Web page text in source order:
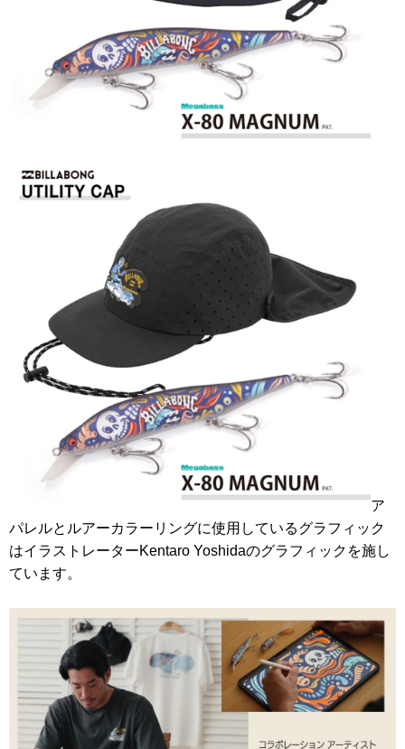
ア
パレルとルアーカラーリングに使用しているグラフィック
はイラストレーターKentaro Yoshidaのグラフィックを施し
ています。